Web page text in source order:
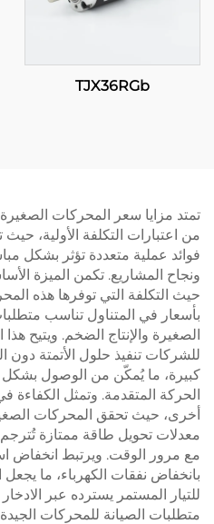
TJX36RGb
تمتد مزايا سعر المحركات الصغيرة
من اعتبارات التكلفة الأولية،
فوائد عملية متعددة تؤثر بشكل
ونجاح المشاريع. تكمن الميزة
حيث التكلفة التي توفرها هذه
بأسعار في المتناول تناسب
الصغيرة والإنتاج الضخم. ويتيح
للشركات تنفيذ حلول الأتمتة دون
كبيرة، ما يُمكّن من الوصول بشكل
الحركة المتقدمة. وتمثل الكفاءة
أخرى، حيث تحقق المحركات
معدلات تحويل طاقة ممتازة تُترجم
مع مرور الوقت. ويرتبط انخفاض
بانخفاض نفقات الكهرباء، ما
للتيار المستمر يسترده عبر
متطلبات الصيانة للمحركات الجيدة